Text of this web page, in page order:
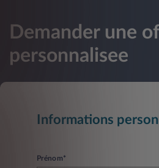
Demander une
personnalisee
Informations
Prénom*